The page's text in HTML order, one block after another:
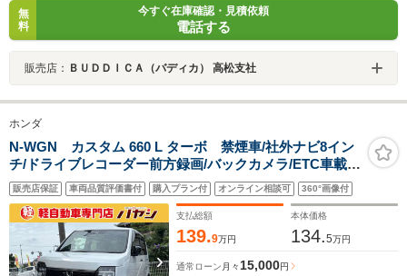
無
料
今すぐ在庫確認・見積依頼
電話する
販売店： ＢＵＤＤＩＣＡ（バディカ） 高松支社
ホンダ
N-WGN カスタム 660 L ターボ 禁煙車/社外ナビ8イン
チ/ドライブレコーダー前方録画/バックカメラ/ETC車載
器/純正フロアマット/ドアバイザー/スペアキー/衝突軽減
ブレーキ/メンテナンスノート/ガイドブック/純正アルミホ
イール/フォグランプ装着車
販売店保証 車両品質評価書付 購入プラン付 オンライン相談可 360°画像付
支払総額
139.9万円
本体価格
134.5万円
通常ローン 月々 15,000円